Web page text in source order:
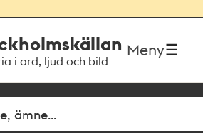
i ord, ljud och bild
Meny